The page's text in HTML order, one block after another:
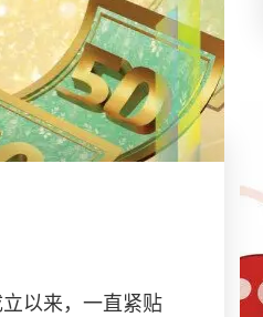
以来，一直紧贴